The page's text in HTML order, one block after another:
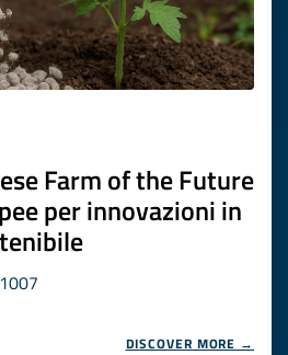
Farm of the Future
per innovazioni in
DISCOVER MORE →